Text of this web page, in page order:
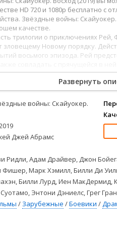
Детские
Комедии
HD 720 и 1080p бесплатно с
Звёздные войны:
качестве.
трилогии о приключениях
зловещему Новому порядку.
восьмого эпизода. Рей
109110111 112 113
Развернуть
войны: Скайуокер.
Джей Абрамс
Ридли, Адам Драйвер, Джон
Фишер, Марк Хэмилл, Билли Ди
Билли Лурд, Иен МакДермид,
Энтони Дэниелс, Грег
/ Зарубежные /Боевики /